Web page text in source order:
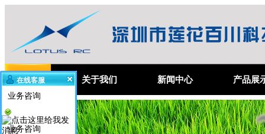
首 页 关于我们 新闻中心 产品展
在线客服
业务咨询
业务咨询